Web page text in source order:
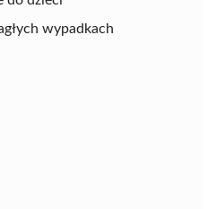
wypadkach